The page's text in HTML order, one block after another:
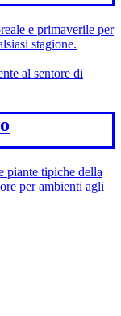
e primaverile per
stagione.
piante tipiche della
per ambienti agli